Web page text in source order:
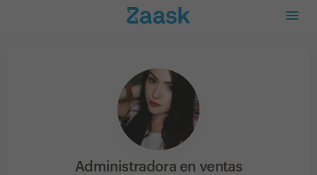
Administradora en ventas